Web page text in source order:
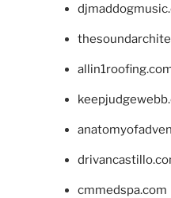
cmmedspa.com